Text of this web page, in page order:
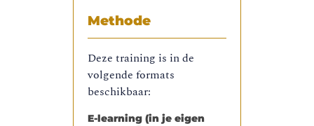
Methode
Deze training is in de
volgende formats
beschikbaar:
E-learning (in je eigen